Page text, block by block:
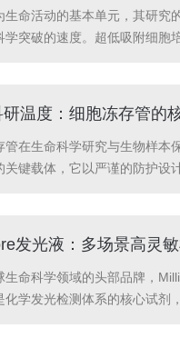
生命活动的基本单元，其研究
学突破的速度。超低吸附细胞
强劲动能，成为推动行业进阶
低吸附细胞培养是突破研究瓶
官构建、单细胞分析等前沿研
求，传统培养工具因细胞黏附
温度：细胞冻存管的
管在生命科学研究与生物样本
关键载体，它以严谨的防护设
细胞冻存管的首要作用，是守
与医疗中的各类细胞，尤其是
开适宜环境后极易失活，而冻
构建起隔绝外界干扰的保护屏
生命科学领域的头部品牌，
化学发光检测体系的核心试剂